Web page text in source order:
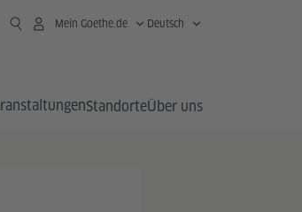
Mein Goethe.de Deutsch
StandorteÜber uns